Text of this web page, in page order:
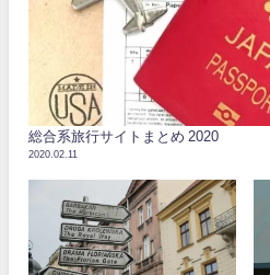
総合系旅行サイトまとめ 2020
2020.02.11